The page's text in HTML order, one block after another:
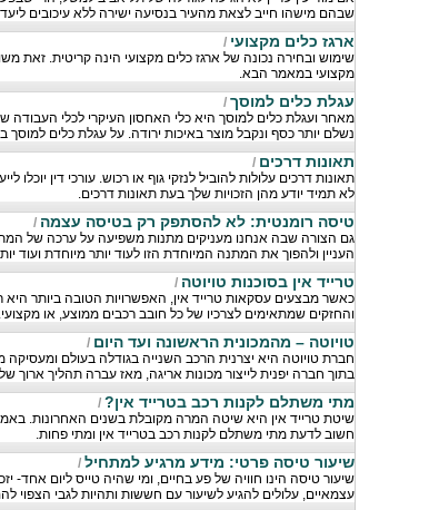
שבהם מישהו חייב לצאת מהעיר בנסיעה ישירה ללא עיכובים
ארגז כלים מקצועי /
שימוש ובחירה נכונה של ארגז כלים מקצועי הינה קריטית. זאת
מקצועי במאמר הבא.
עגלת כלים למוסך /
מאחר ועגלת כלים למוסך היא כלי האחסון העיקרי לכלי
נשלם יותר כסף ונקבל מוצר באיכות ירודה. על עגלת כלים
תאונות דרכים /
תאונות דרכים עלולות להוביל לנזקי גוף או רכוש. עורכי דין
לא תמיד יודע מהן הזכויות שלך בעת תאונות דרכים.
טיסה רומנטית: לא להסתפק רק בטיסה עצמה /
גם הצורה שבה אנחנו מעניקים מתנות משפיעה על ערכה של
העניין ולהפוך את המתנה המיוחדת הזו לעוד יותר מיוחדת ועוד
טרייד אין בסוכנות טויוטה /
כאשר מבצעים עסקאות טרייד אין, האפשרויות הטובה ביותר
והחזקים שמתאימים לצרכיו של כל חובב רכבים ממוצע, או מקצועי.
טויוטה – מהמכונית הראשונה ועד היום /
בתוך חברה יפנית לייצור מכונות אריגה, מאז עברה תהליך ארוך של
מתי משתלם לקנות רכב בטרייד אין? /
שיטת טרייד אין היא שיטה המרה מקובלת בשנים האחרונות.
חשוב לדעת מתי משתלם לקנות רכב בטרייד אין ומתי פחות.
שיעור טיסה פרטי: מידע מרגיע למתחיל /
שיעור טיסה הינו חוויה של פע בחיים, ומי שהיה טייס ליום
עצמאיים, עלולים להגיע לשיעור עם חששות ותהיות לגבי הצפוי